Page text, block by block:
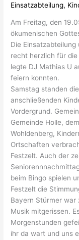
Einsatzabteilung,
Am Freitag, den
ökumenischen
Die
recht herzlich für
legte DJ Mathias U
feiern konnten.
Samstag standen
anschließenden
Vordergrund.
Gemeinde Holle,
Wohldenberg,
Ortschaften
Festzelt. Auch der
beim Bingo spielen
Festzelt die
Bayern Stürmer war
Musik mitgerissen.
Morgenstunden
ihr da wart und uns